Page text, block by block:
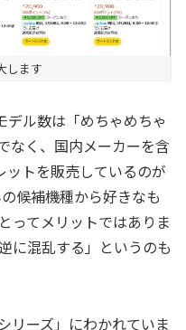
します
ル数は「めちゃめちゃ
なく、国内メーカーを含
トを販売しているのが
候補機種から好きなも
ってメリットではありま
に混乱する」というのも
リーズ」にわかれていま